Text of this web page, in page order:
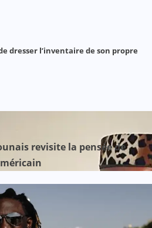
dresser l’inventaire de son propre
revisite la pensée de